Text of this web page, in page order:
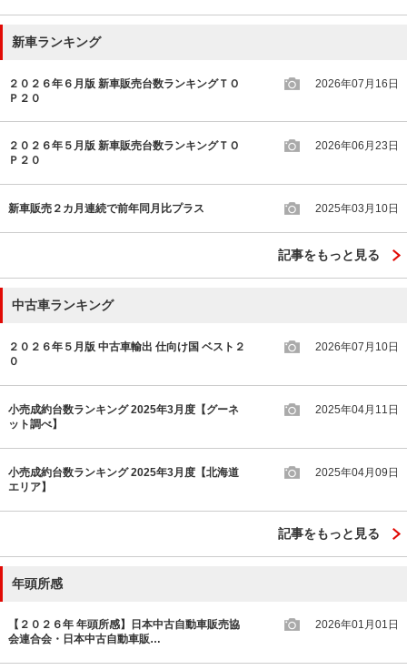
新車ランキング
２０２６年６月版 新車販売台数ランキングＴＯ
Ｐ２０
2026年07月16日
２０２６年５月版 新車販売台数ランキングＴＯ
Ｐ２０
2026年06月23日
新車販売２カ月連続で前年同月比プラス 2025年03月10日
記事をもっと見る
中古車ランキング
２０２６年５月版 中古車輸出 仕向け国 ベスト２
０
2026年07月10日
小売成約台数ランキング 2025年3月度【グーネ
ット調べ】
2025年04月11日
小売成約台数ランキング 2025年3月度【北海道
エリア】
2025年04月09日
記事をもっと見る
年頭所感
【２０２６年 年頭所感】日本中古自動車販売協
会連合会・日本中古自動車販…
2026年01月01日